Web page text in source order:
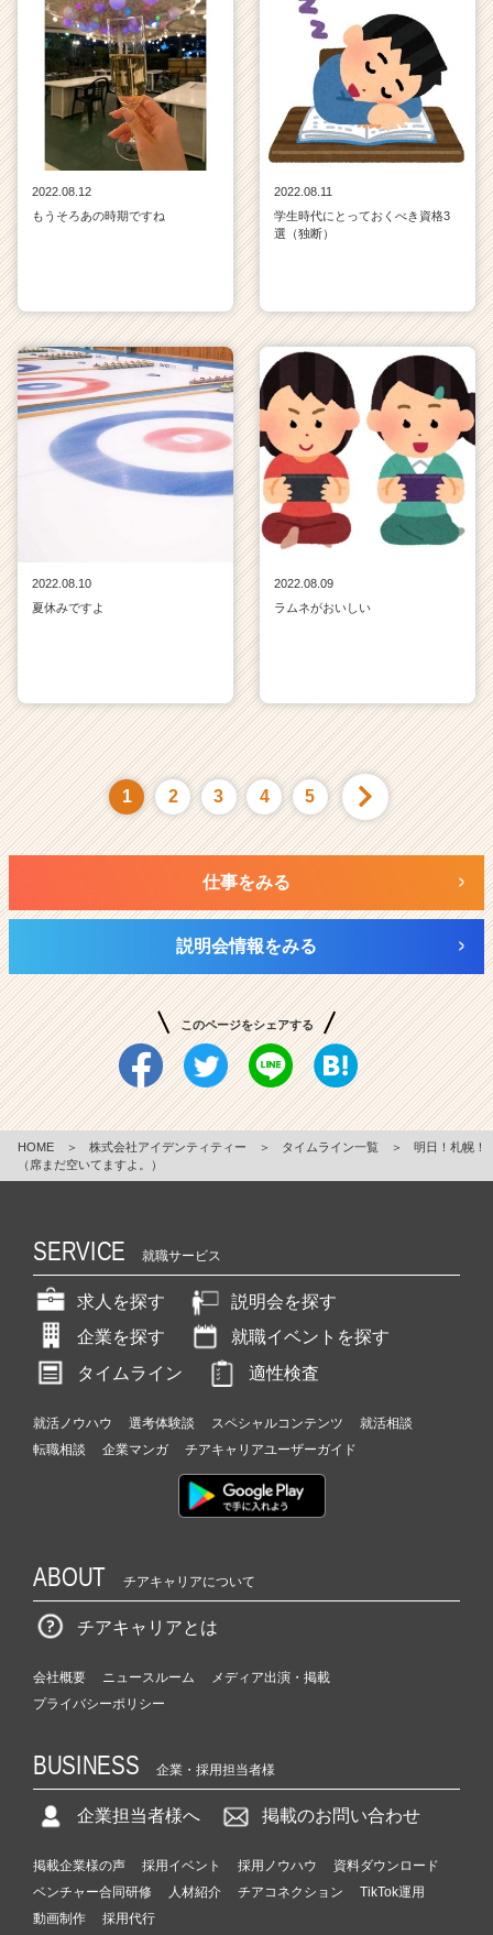
2022.08.12
もうそろあの時期ですね
2022.08.11
学生時代にとっておくべき資格3
選（独断）
2022.08.10
夏休みですよ
2022.08.09
ラムネがおいしい
1 2 3 4 5
仕事をみる
説明会情報をみる
このページをシェアする
HOME ＞ 株式会社アイデンティティー ＞ タイムライン一覧 ＞
明日！札幌！
（席まだ空いてますよ。）
SERVICE 就職サービス
求人を探す
説明会を探す
企業を探す
就職イベントを探す
タイムライン
適性検査
就活ノウハウ 選考体験談 スペシャルコンテンツ
就活相談
転職相談
企業マンガ チアキャリアユーザーガイド
ABOUT チアキャリアについて
チアキャリアとは
会社概要 ニュースルーム
メディア出演・掲載
プライバシーポリシー
BUSINESS 企業・採用担当者様
企業担当者様へ 掲載のお問い合わせ
掲載企業様の声 採用イベント 採用ノウハウ
資料ダウンロード
ベンチャー合同研修
人材紹介 チアコネクション
TikTok運用
動画制作
採用代行